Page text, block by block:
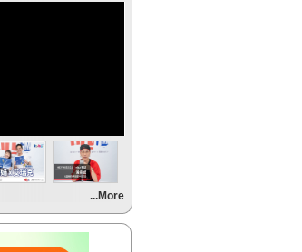
(南部)
不累DJ-Bibi趙之璧
...More